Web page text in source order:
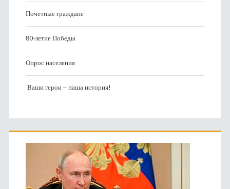
Почетные граждане
80-летие Победы
Опрос населения
Ваши герои – наша история!